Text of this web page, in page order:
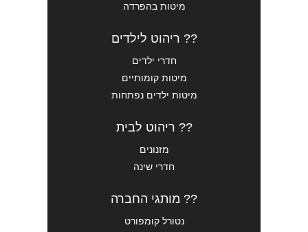
מיטות בהפרדה
?? ריהוט לילדים
חדרי ילדים
מיטות קומותיים
מיטות ילדים נפתחות
?? ריהוט לבית
מזנונים
חדרי שינה
?? מותגי החברה
נטורל קומפורט